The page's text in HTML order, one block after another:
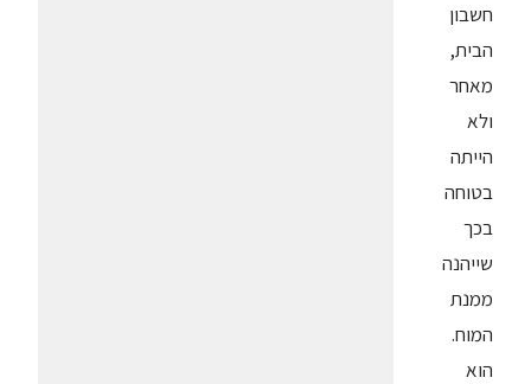
חשבון
הבית,
מאחר
ולא
הייתה
בטוחה
בכך
שייהנה
ממנת
המוח.
הוא